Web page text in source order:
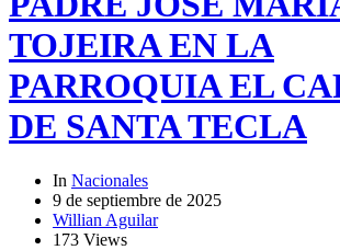
TOJEIRA EN LA
PARROQUIA EL
DE SANTA TECLA
In Nacionales
9 de septiembre de 2025
Willian Aguilar
173 Views